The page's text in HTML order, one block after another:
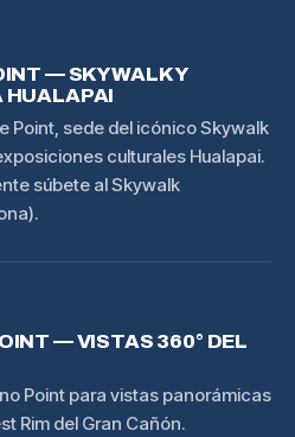
— SKYWALK Y
HUALAPAI
Point, sede del icónico Skywalk
culturales Hualapai.
súbete al Skywalk
— VISTAS 360° DEL
Point para vistas panorámicas
Rim del Gran Cañón.